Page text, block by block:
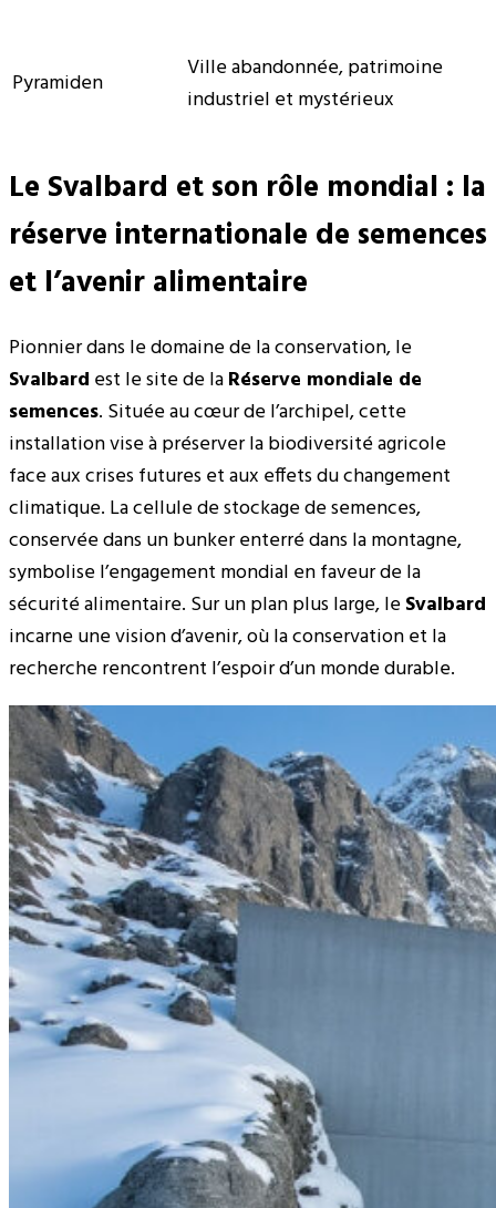
Pyramiden
Ville abandonnée, patrimoine
industriel et mystérieux
Le Svalbard et son rôle mondial : la
réserve internationale de semences
et l’avenir alimentaire
Pionnier dans le domaine de la conservation, le
Svalbard est le site de laRéserve mondiale de
semences. Située au cœur de l’archipel, cette
installation vise à préserver la biodiversité agricole
face aux crises futures et aux effets du changement
climatique. La cellule de stockage de semences,
conservée dans un bunker enterré dans la montagne,
symbolise l’engagement mondial en faveur de la
sécurité alimentaire. Sur un plan plus large, leSvalbard
incarne une vision d’avenir, où la conservation et la
recherche rencontrent l’espoir d’un monde durable.